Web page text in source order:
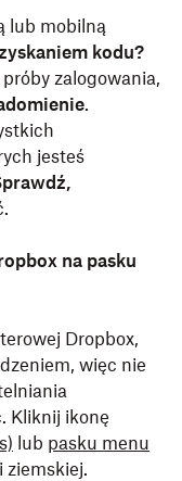
lub mobilną
kodu?
zalogowania,
.
jesteś
na pasku
Dropbox,
więc nie
Kliknij ikonę
lub pasku menu
ziemskiej.